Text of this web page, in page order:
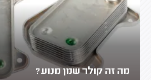
מה זה קולר שמן מנוע?